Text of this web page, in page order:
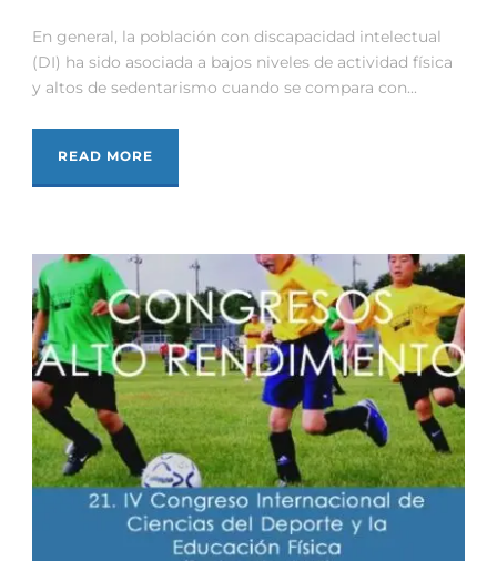
En general, la población con discapacidad intelectual
(DI) ha sido asociada a bajos niveles de actividad física
y altos de sedentarismo cuando se compara con...
READ MORE